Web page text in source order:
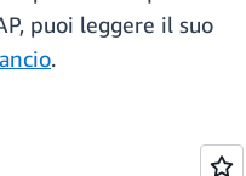
puoi leggere il suo
.